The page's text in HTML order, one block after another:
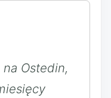
na Ostedin,